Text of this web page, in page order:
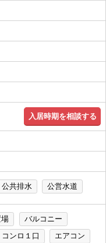
入居時期を相談する
公共排水 公営水道
バルコニー
コンロ１口
エアコン